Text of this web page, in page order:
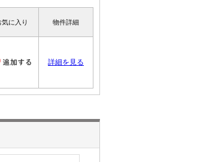
気に入り 物件詳細
詳細を見る